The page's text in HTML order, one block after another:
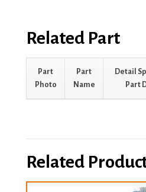
Related Part
Part
Photo
Part
Name
Detail
Part
Related